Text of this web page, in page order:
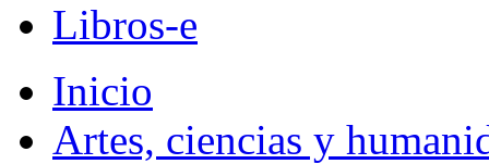
Libros-e
Inicio
Artes, ciencias y